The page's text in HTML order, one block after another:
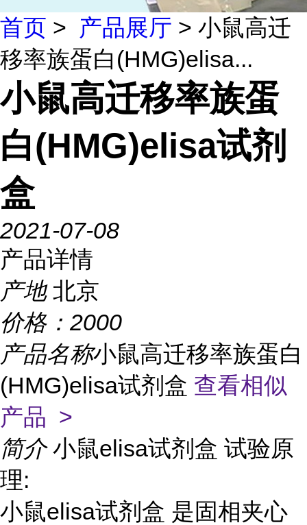
首页 > 产品展厅 > 小鼠高迁
移率族蛋白(HMG)elisa...
小鼠高迁移率族蛋
白(HMG)elisa试剂
盒
2021-07-08
产品详情
产地 北京
价格： 2000
产品名称小鼠高迁移率族蛋白
(HMG)elisa试剂盒 查看相似
产品 >
简介 小鼠elisa试剂盒 试验原
理:
小鼠elisa试剂盒 是固相夹心